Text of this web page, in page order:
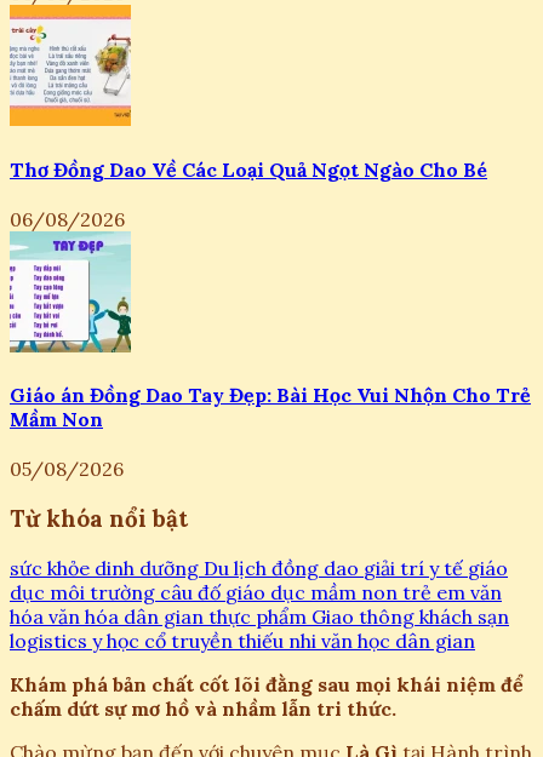
Thơ Đồng Dao Về Các Loại Quả Ngọt Ngào Cho Bé
06/08/2026
Giáo án Đồng Dao Tay Đẹp: Bài Học Vui Nhộn Cho Trẻ
Mầm Non
05/08/2026
Từ khóa nổi bật
sức khỏe dinh dưỡng Du lịch đồng dao giải trí y tế giáo
dục môi trường câu đố giáo dục mầm non trẻ em văn
hóa văn hóa dân gian thực phẩm Giao thông khách sạn
logistics y học cổ truyền thiếu nhi văn học dân gian
Khám phá bản chất cốt lõi đằng sau mọi khái niệm để
chấm dứt sự mơ hồ và nhầm lẫn tri thức.
Chào mừng bạn đến với chuyên mục Là Gì tại Hành trình